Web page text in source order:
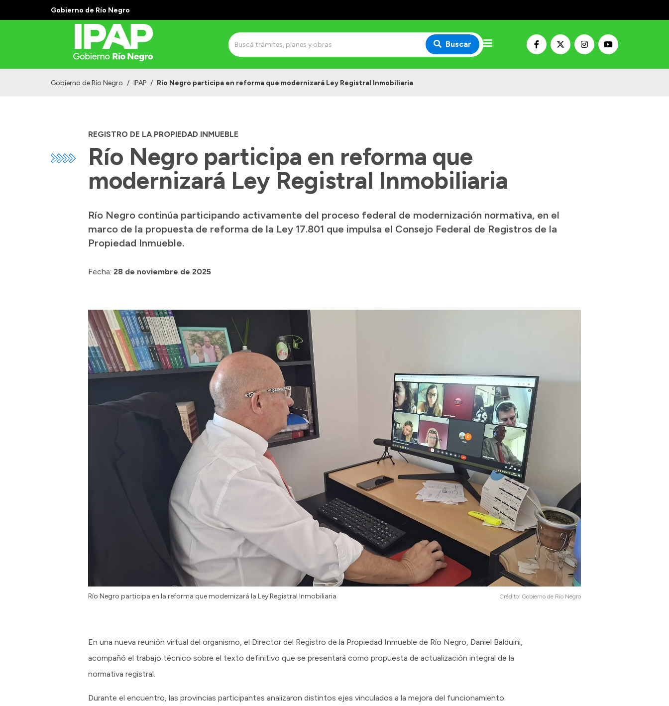
Gobierno de Río Negro
Buscar
Gobierno de Río Negro / IPAP / Río Negro participa en reforma que modernizará Ley Registral Inmobiliaria
REGISTRO DE LA PROPIEDAD INMUEBLE
Río Negro participa en reforma que
modernizará Ley Registral Inmobiliaria
Río Negro continúa participando activamente del proceso federal de modernización normativa, en el
marco de la propuesta de reforma de la Ley 17.801 que impulsa el Consejo Federal de Registros de la
Propiedad Inmueble.
Fecha: 28 de noviembre de 2025
Río Negro participa en la reforma que modernizará la Ley Registral Inmobiliaria Crédito: Gobierno de Río Negro
En una nueva reunión virtual del organismo, el Director del Registro de la Propiedad Inmueble de Río Negro, Daniel Balduini,
acompañó el trabajo técnico sobre el texto definitivo que se presentará como propuesta de actualización integral de la
normativa registral.
Durante el encuentro, las provincias participantes analizaron distintos ejes vinculados a la mejora del funcionamiento